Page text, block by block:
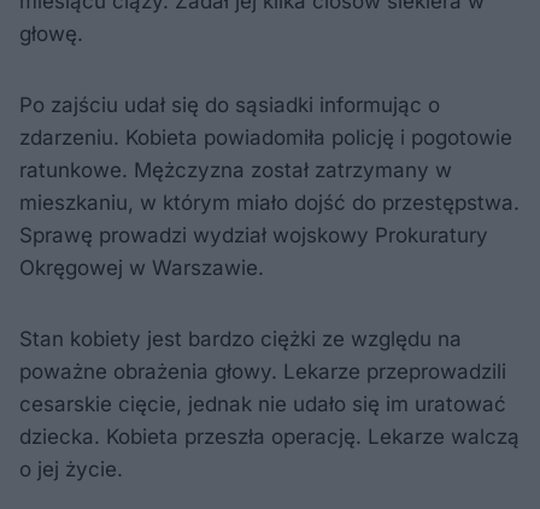
głowę.
Po zajściu udał się do sąsiadki informując o
zdarzeniu. Kobieta powiadomiła policję i pogotowie
ratunkowe. Mężczyzna został zatrzymany w
mieszkaniu, w którym miało dojść do przestępstwa.
Sprawę prowadzi wydział wojskowy Prokuratury
Okręgowej w Warszawie.
Stan kobiety jest bardzo ciężki ze względu na
poważne obrażenia głowy. Lekarze przeprowadzili
cesarskie cięcie, jednak nie udało się im uratować
dziecka. Kobieta przeszła operację. Lekarze walczą
o jej życie.